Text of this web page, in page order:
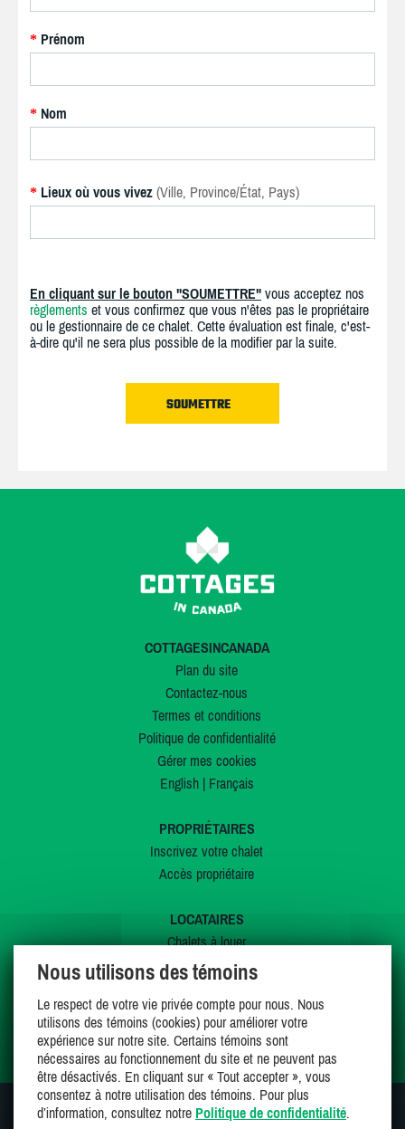
* Prénom
* Nom
* Lieux où vous vivez (Ville, Province/État, Pays)
En cliquant sur le bouton "SOUMETTRE" vous acceptez nos
règlements et vous confirmez que vous n'êtes pas le propriétaire
ou le gestionnaire de ce chalet. Cette évaluation est finale, c'est-
à-dire qu'il ne sera plus possible de la modifier par la suite.
COTTAGESINCANADA
Plan du site
Contactez-nous
Termes et conditions
Politique de confidentialité
Gérer mes cookies
English| Français
PROPRIÉTAIRES
Inscrivez votre chalet
Accès propriétaire
LOCATAIRES
Chalets à louer
Chalets à vendre
Offres spéciales
Mes favoris
SUIVEZ-NOUS SUR
Nous utilisons des témoins
Le respect de votre vie privée compte pour nous. Nous
utilisons des témoins (cookies) pour améliorer votre
expérience sur notre site. Certains témoins sont
nécessaires au fonctionnement du site et ne peuvent pas
être désactivés. En cliquant sur « Tout accepter », vous
consentez à notre utilisation des témoins. Pour plus
d’information, consultez notre Politique de confidentialité.